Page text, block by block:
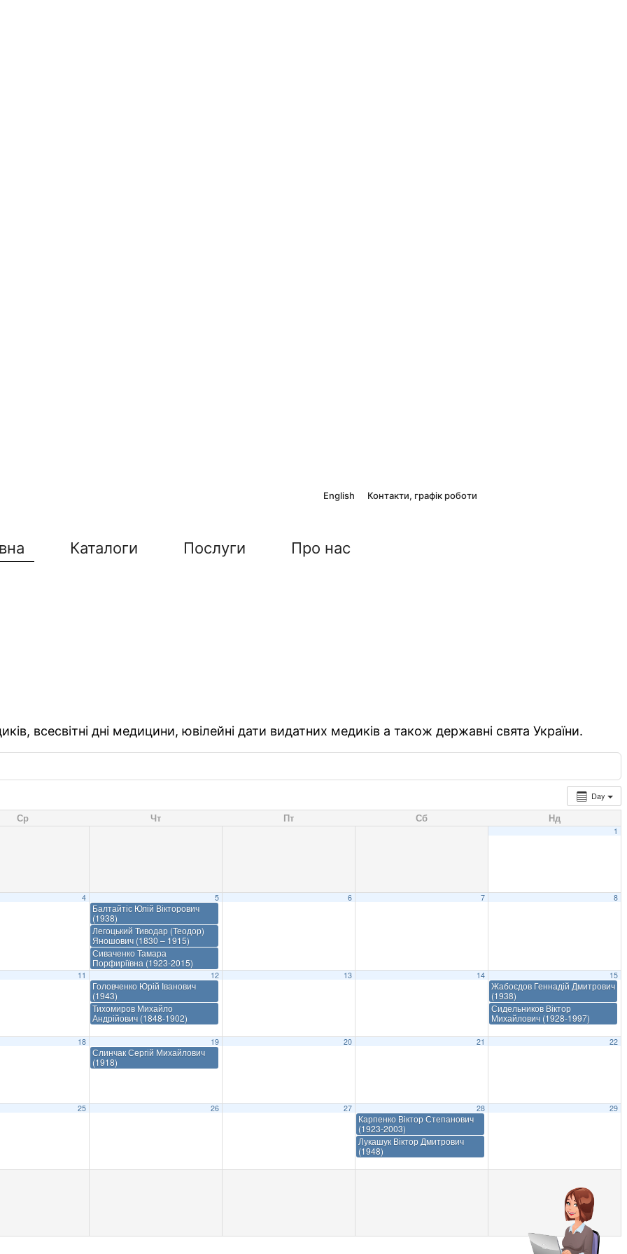
English Контакти, графік роботи
Каталоги Послуги Про нас
всесвітні дні медицини, ювілейні дати видатних медиків а також державні свята України.
Day
Ср Чт Пт Сб Нд
1
4 5
Балтайтіс Юлій Вікторович
(1938)
Легоцький Тиводар (Теодор)
Яношович (1830 – 1915)
Сиваченко Тамара
Порфиріївна (1923-2015)
6 7 8
11 12
Головченко Юрій Іванович
(1943)
Тихомиров Михайло
Андрійович (1848-1902)
13 14 15
Жабоєдов Геннадій Дмитрович
(1938)
Сидельников Віктор
Михайлович (1928-1997)
18 19
Слинчак Сергій Михайлович
(1918)
20 21 22
25 26 27 28
Карпенко Віктор Степанович
(1923-2003)
Лукашук Віктор Дмитрович
(1948)
29